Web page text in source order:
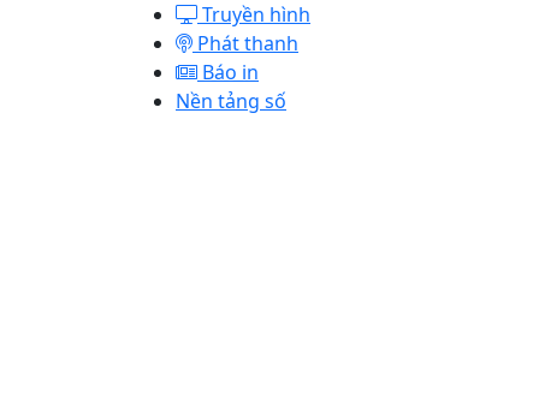
Truyền hình
Phát thanh
Báo in
Nền tảng số